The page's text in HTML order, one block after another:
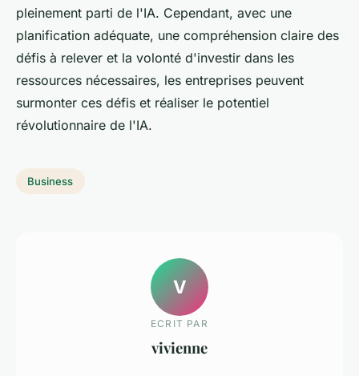
pleinement parti de l'IA. Cependant, avec une
planification adéquate, une compréhension claire des
défis à relever et la volonté d'investir dans les
ressources nécessaires, les entreprises peuvent
surmonter ces défis et réaliser le potentiel
révolutionnaire de l'IA.
Business
V
ECRIT PAR
vivienne